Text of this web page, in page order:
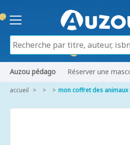
Auzou pédago Réserver une
accueil mon coffret des animaux